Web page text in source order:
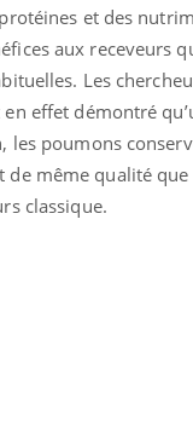
et des
aux receveurs
Les
effet démontré
les poumons
de même qualité
classique.